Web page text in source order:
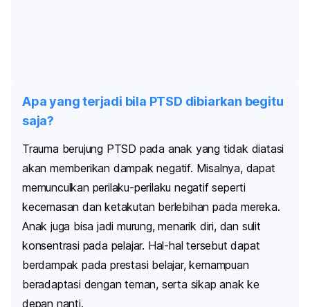
Apa yang terjadi bila PTSD dibiarkan begitu
saja?
Trauma berujung PTSD pada anak yang tidak diatasi
akan memberikan dampak negatif. Misalnya, dapat
memunculkan perilaku-perilaku negatif seperti
kecemasan dan ketakutan berlebihan pada mereka.
Anak juga bisa jadi murung, menarik diri, dan sulit
konsentrasi pada pelajar. Hal-hal tersebut dapat
berdampak pada prestasi belajar, kemampuan
beradaptasi dengan teman, serta sikap anak ke
depan nanti.